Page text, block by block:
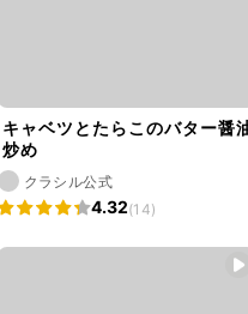
キャベツとたらこのバター醤
炒め
クラシル公式
4.32(14)